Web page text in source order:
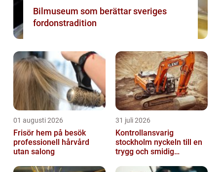
Bilmuseum som berättar sveriges
fordonstradition
01 augusti 2026
Frisör hem på besök
professionell hårvård
utan salong
31 juli 2026
Kontrollansvarig
stockholm nyckeln till en
trygg och smidig